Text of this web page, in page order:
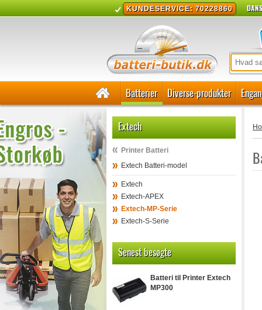
KUNDESERVICE: 70228860
Batterier Diverse-produkter
Extech
Printer Batteri
Extech Batteri-model
Extech
Extech-APEX
Extech-MP-Serie
Extech-S-Serie
Senest besøgte
Batteri til Printer Extech
MP300